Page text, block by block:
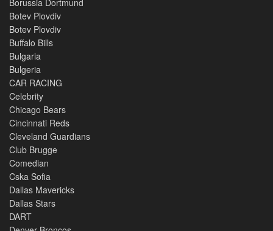
Botev Plovdiv
Botev Plovdiv
Buffalo Bills
Bulgaria
Bulgeria
CAR RACING
Celebrity
Chicago Bears
Cincinnati Reds
Cleveland Guardians
Club Brugge
Comedian
Cska Sofia
Dallas Mavericks
Dallas Stars
DART